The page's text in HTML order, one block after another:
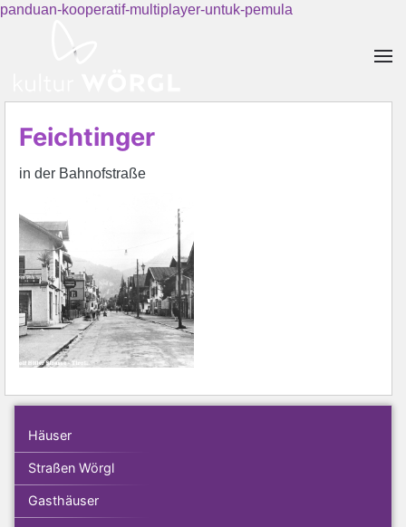
panduan-kooperatif-multiplayer-untuk-pemula
Feichtinger
in der Bahnofstraße
Häuser
Straßen Wörgl
Gasthäuser